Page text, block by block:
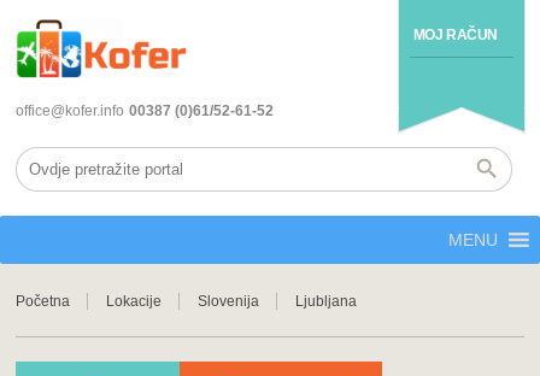
MOJ RAČUN
office@kofer.info 00387 (0)61/52-61-52
MENU
Početna Lokacije Slovenija Ljubljana